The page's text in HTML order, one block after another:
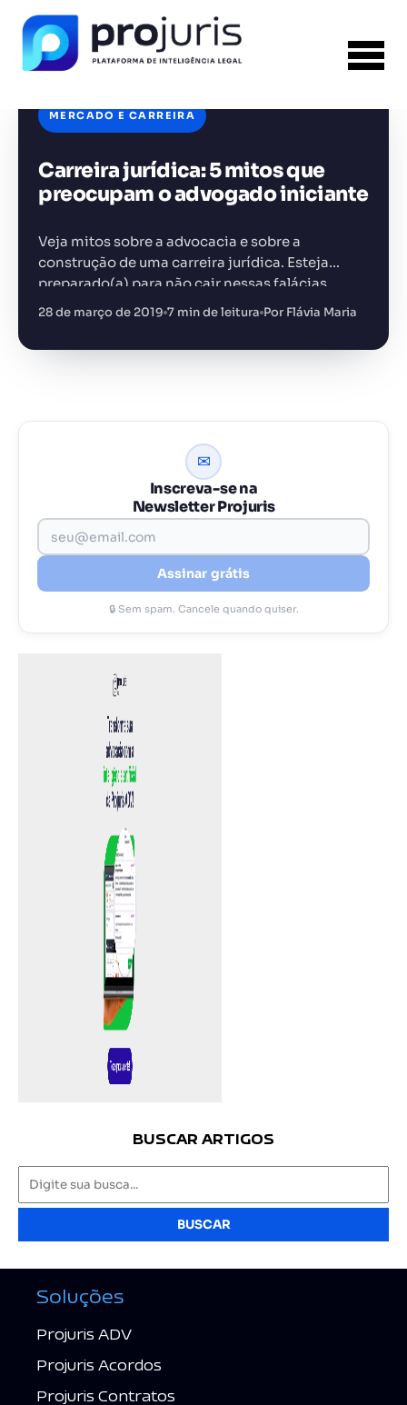
MERCADO E CARREIRA
Carreira jurídica: 5 mitos que
preocupam o advogado iniciante
Veja mitos sobre a advocacia e sobre a
construção de uma carreira jurídica. Esteja
preparado(a) para não cair nessas falácias.
28 de março de 2019 7 min de leitura Por Flávia Maria
✉
Inscreva-se na
Newsletter Projuris
Assinar grátis
🔒 Sem spam. Cancele quando quiser.
BUSCAR ARTIGOS
BUSCAR
Soluções
Projuris ADV
Projuris Acordos
Projuris Contratos
FERRAMENTA RECOMENDADA PARA ESTE
CONTEÚDO
Gestão de Contratos
JS +14.000 juristas